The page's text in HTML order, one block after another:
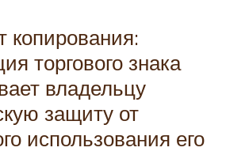
копирования:
торгового знака
владельцу
защиту от
использования его